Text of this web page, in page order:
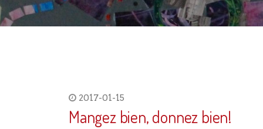
2017-01-15
Mangez bien, donnez bien!